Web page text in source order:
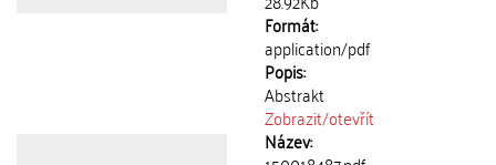
Formát:
application/pdf
Popis:
Abstrakt
Zobrazit/otevřít
Název: